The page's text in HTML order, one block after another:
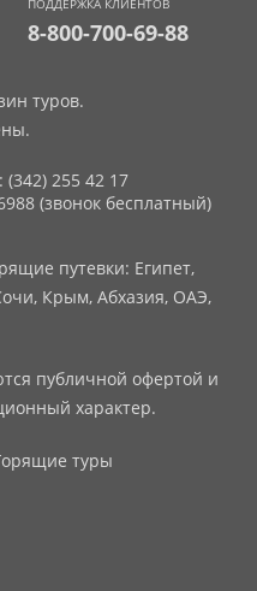
ПОДДЕРЖКА КЛИЕНТОВ
8-800-700-69-88
туров.
(342) 255 42 17
(звонок бесплатный)
путевки: Египет,
Крым, Абхазия, ОАЭ,
публичной офертой и
характер.
туры